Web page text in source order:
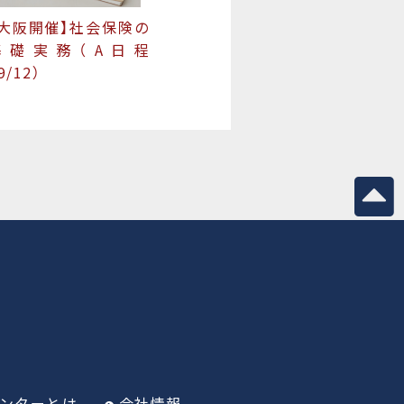
阪開催】社会保険の
礎実務（A日程
12）